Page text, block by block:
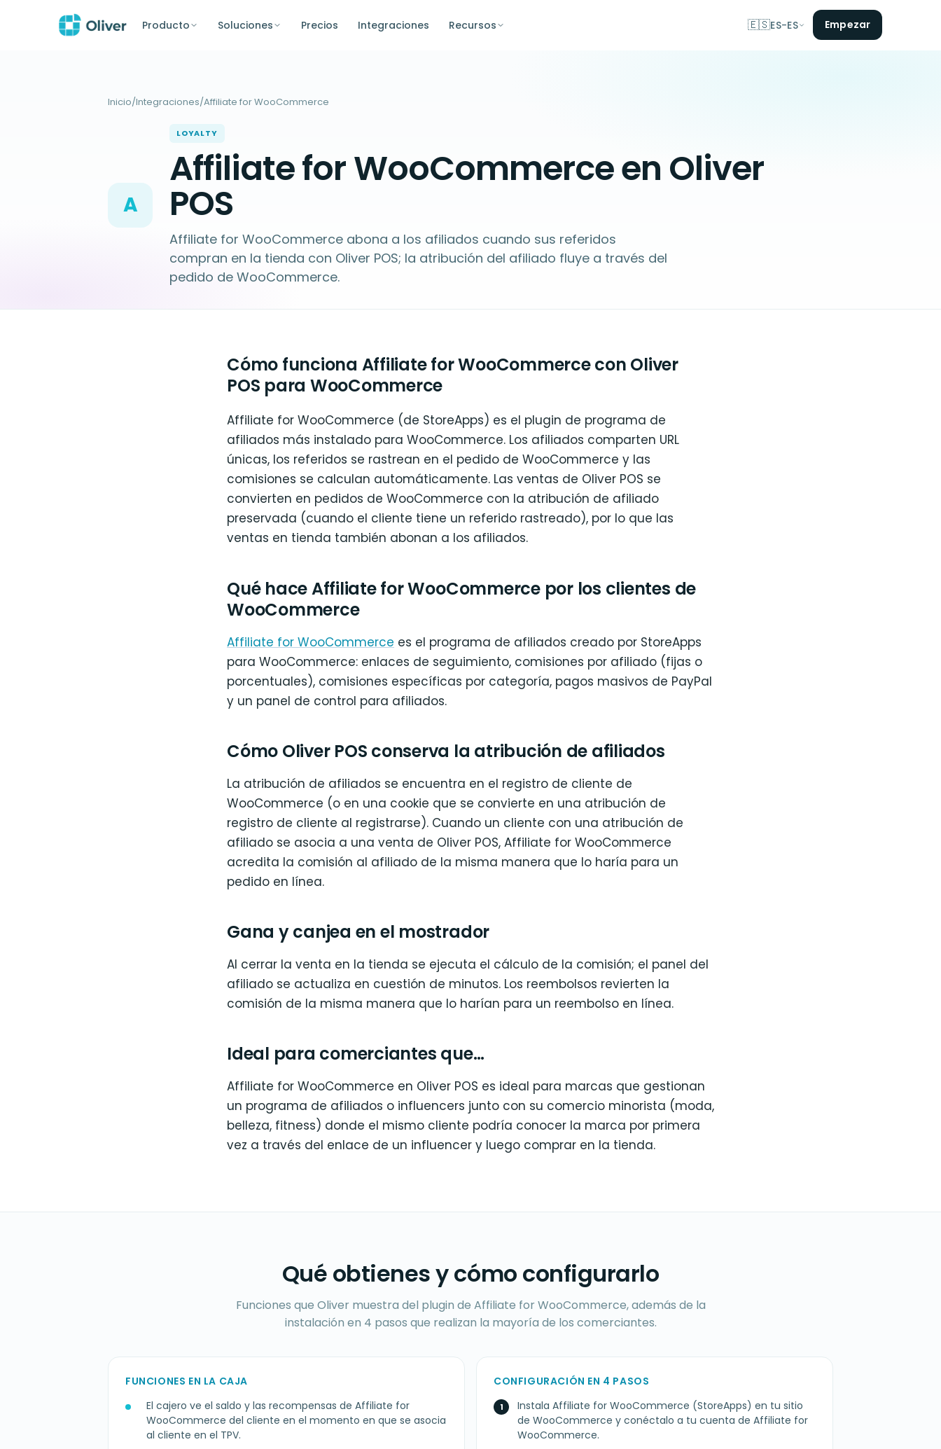
Producto Soluciones Precios Integraciones Recursos 🇪🇸ES-ES Empezar
Inicio/Integraciones/Affiliate for WooCommerce
A
LOYALTY
Affiliate for WooCommerce en Oliver
POS
Affiliate for WooCommerce abona a los afiliados cuando sus referidos
compran en la tienda con Oliver POS; la atribución del afiliado fluye a través del
pedido de WooCommerce.
Cómo funciona Affiliate for WooCommerce con Oliver
POS para WooCommerce
Affiliate for WooCommerce (de StoreApps) es el plugin de programa de
afiliados más instalado para WooCommerce. Los afiliados comparten URL
únicas, los referidos se rastrean en el pedido de WooCommerce y las
comisiones se calculan automáticamente. Las ventas de Oliver POS se
convierten en pedidos de WooCommerce con la atribución de afiliado
preservada (cuando el cliente tiene un referido rastreado), por lo que las
ventas en tienda también abonan a los afiliados.
Qué hace Affiliate for WooCommerce por los clientes de
WooCommerce
Affiliate for WooCommerce es el programa de afiliados creado por StoreApps
para WooCommerce: enlaces de seguimiento, comisiones por afiliado (fijas o
porcentuales), comisiones específicas por categoría, pagos masivos de PayPal
y un panel de control para afiliados.
Cómo Oliver POS conserva la atribución de afiliados
La atribución de afiliados se encuentra en el registro de cliente de
WooCommerce (o en una cookie que se convierte en una atribución de
registro de cliente al registrarse). Cuando un cliente con una atribución de
afiliado se asocia a una venta de Oliver POS, Affiliate for WooCommerce
acredita la comisión al afiliado de la misma manera que lo haría para un
pedido en línea.
Gana y canjea en el mostrador
Al cerrar la venta en la tienda se ejecuta el cálculo de la comisión; el panel del
afiliado se actualiza en cuestión de minutos. Los reembolsos revierten la
comisión de la misma manera que lo harían para un reembolso en línea.
Ideal para comerciantes que…
Affiliate for WooCommerce en Oliver POS es ideal para marcas que gestionan
un programa de afiliados o influencers junto con su comercio minorista (moda,
belleza, fitness) donde el mismo cliente podría conocer la marca por primera
vez a través del enlace de un influencer y luego comprar en la tienda.
Qué obtienes y cómo configurarlo
Funciones que Oliver muestra del plugin de Affiliate for WooCommerce, además de la
instalación en 4 pasos que realizan la mayoría de los comerciantes.
FUNCIONES EN LA CAJA
El cajero ve el saldo y las recompensas de Affiliate for
WooCommerce del cliente en el momento en que se asocia
al cliente en el TPV.
CONFIGURACIÓN EN 4 PASOS
Instala Affiliate for WooCommerce (StoreApps) en tu sitio
de WooCommerce y conéctalo a tu cuenta de Affiliate for
WooCommerce.